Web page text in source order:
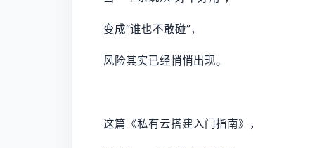
变成“谁也不敢碰”，
风险其实已经悄悄出现。
这篇《私有云搭建入门指南》，